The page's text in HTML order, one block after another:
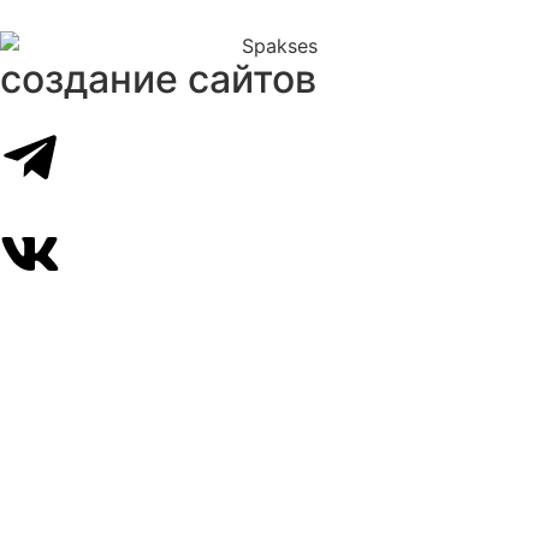
создание сайтов